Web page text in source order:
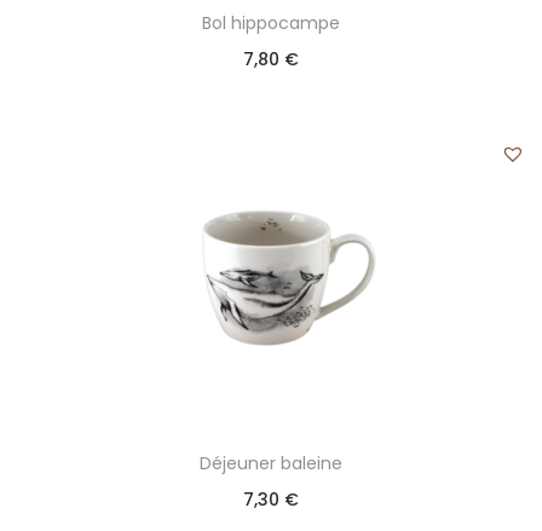
Bol hippocampe
7,80 €
Déjeuner baleine
7,30 €